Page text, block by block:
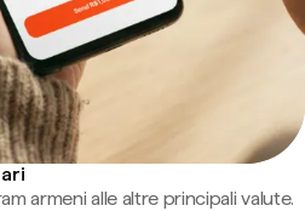
armeni alle altre principali valute.